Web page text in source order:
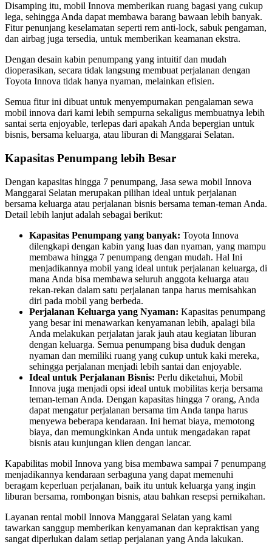
Disamping itu, mobil Innova memberikan ruang bagasi yang cukup
lega, sehingga Anda dapat membawa barang bawaan lebih banyak.
Fitur penunjang keselamatan seperti rem anti-lock, sabuk pengaman,
dan airbag juga tersedia, untuk memberikan keamanan ekstra.
Dengan desain kabin penumpang yang intuitif dan mudah
dioperasikan, secara tidak langsung membuat perjalanan dengan
Toyota Innova tidak hanya nyaman, melainkan efisien.
Semua fitur ini dibuat untuk menyempurnakan pengalaman sewa
mobil innova dari kami lebih sempurna sekaligus membuatnya lebih
santai serta enjoyable, terlepas dari apakah Anda bepergian untuk
bisnis, bersama keluarga, atau liburan di Manggarai Selatan.
Kapasitas Penumpang lebih Besar
Dengan kapasitas hingga 7 penumpang, Jasa sewa mobil Innova
Manggarai Selatan merupakan pilihan ideal untuk perjalanan
bersama keluarga atau perjalanan bisnis bersama teman-teman Anda.
Detail lebih lanjut adalah sebagai berikut:
Kapasitas Penumpang yang banyak: Toyota Innova
dilengkapi dengan kabin yang luas dan nyaman, yang mampu
membawa hingga 7 penumpang dengan mudah. Hal Ini
menjadikannya mobil yang ideal untuk perjalanan keluarga, di
mana Anda bisa membawa seluruh anggota keluarga atau
rekan-rekan dalam satu perjalanan tanpa harus memisahkan
diri pada mobil yang berbeda.
Perjalanan Keluarga yang Nyaman: Kapasitas penumpang
yang besar ini menawarkan kenyamanan lebih, apalagi bila
Anda melakukan perjalatan jarak jauh atau kegiatan liburan
dengan keluarga. Semua penumpang bisa duduk dengan
nyaman dan memiliki ruang yang cukup untuk kaki mereka,
sehingga perjalanan menjadi lebih santai dan enjoyable.
Ideal untuk Perjalanan Bisnis: Perlu diketahui, Mobil
Innova juga menjadi opsi ideal untuk mobilitas kerja bersama
teman-teman Anda. Dengan kapasitas hingga 7 orang, Anda
dapat mengatur perjalanan bersama tim Anda tanpa harus
menyewa beberapa kendaraan. Ini hemat biaya, memotong
biaya, dan memungkinkan Anda untuk mengadakan rapat
bisnis atau kunjungan klien dengan lancar.
Kapabilitas mobil Innova yang bisa membawa sampai 7 penumpang
menjadikannya kendaraan serbaguna yang dapat memenuhi
beragam keperluan perjalanan, baik itu untuk keluarga yang ingin
liburan bersama, rombongan bisnis, atau bahkan resepsi pernikahan.
Layanan rental mobil Innova Manggarai Selatan yang kami
tawarkan sanggup memberikan kenyamanan dan kepraktisan yang
sangat diperlukan dalam setiap perjalanan yang Anda lakukan.